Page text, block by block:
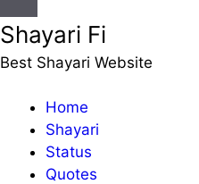
Shayari Fi
Best Shayari Website
Home
Shayari
Status
Quotes